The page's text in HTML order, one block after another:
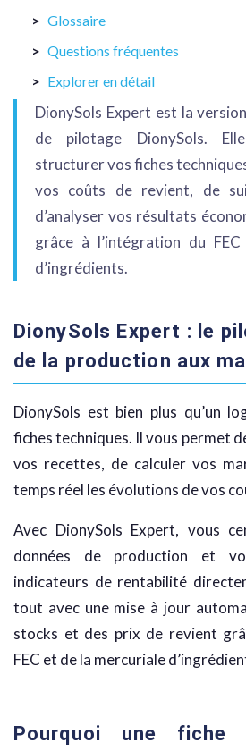
Glossaire
Questions fréquentes
Explorer en détail
DionySols Expert est la
de pilotage DionySols.
structurer vos fiches
vos coûts de revient, de
d’analyser vos résultats
grâce à l’intégration du
d’ingrédients.
DionySols Expert : le
de la production aux
DionySols est bien plus qu’un
fiches techniques. Il vous permet
vos recettes, de calculer vos
temps réel les évolutions de vos
Avec DionySols Expert, vous
données de production et
indicateurs de rentabilité
tout avec une mise à jour
stocks et des prix de revient
FEC et de la mercuriale
Pourquoi une fiche